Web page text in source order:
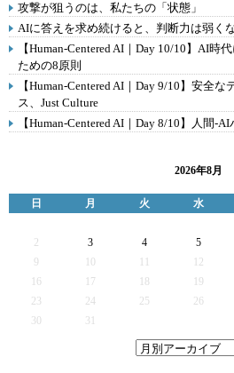
攻撃が狙うのは、私たちの「状態」
AIに答えを求め続けると、判断力は弱く
【Human-Centered AI｜Day 10/10】AI時
ための8原則
【Human-Centered AI｜Day 9/10】安全
ス、Just Culture
【Human-Centered AI｜Day 8/10】人間-
2026年8月
日 月 火 水
2
3 4 5
9
12
16
17 19
23
24 25 26
30
31